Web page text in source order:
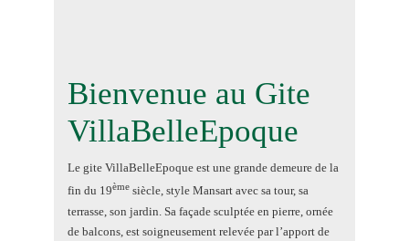
Bienvenue au Gite
VillaBelleEpoque
Le gite VillaBelleEpoque est une grande demeure de la
fin du 19ème siècle, style Mansart avec sa tour, sa
terrasse, son jardin. Sa façade sculptée en pierre, ornée
de balcons, est soigneusement relevée par l’apport de